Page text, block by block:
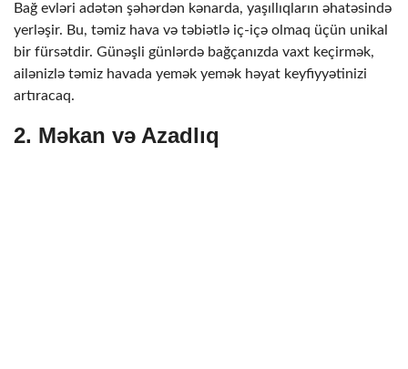
Bağ evləri adətən şəhərdən kənarda, yaşıllıqların əhatəsində
yerləşir. Bu, təmiz hava və təbiətlə iç-içə olmaq üçün unikal
bir fürsətdir. Günəşli günlərdə bağçanızda vaxt keçirmək,
ailənizlə təmiz havada yemək yemək həyat keyfiyyətinizi
artıracaq.
2. Məkan və Azadlıq